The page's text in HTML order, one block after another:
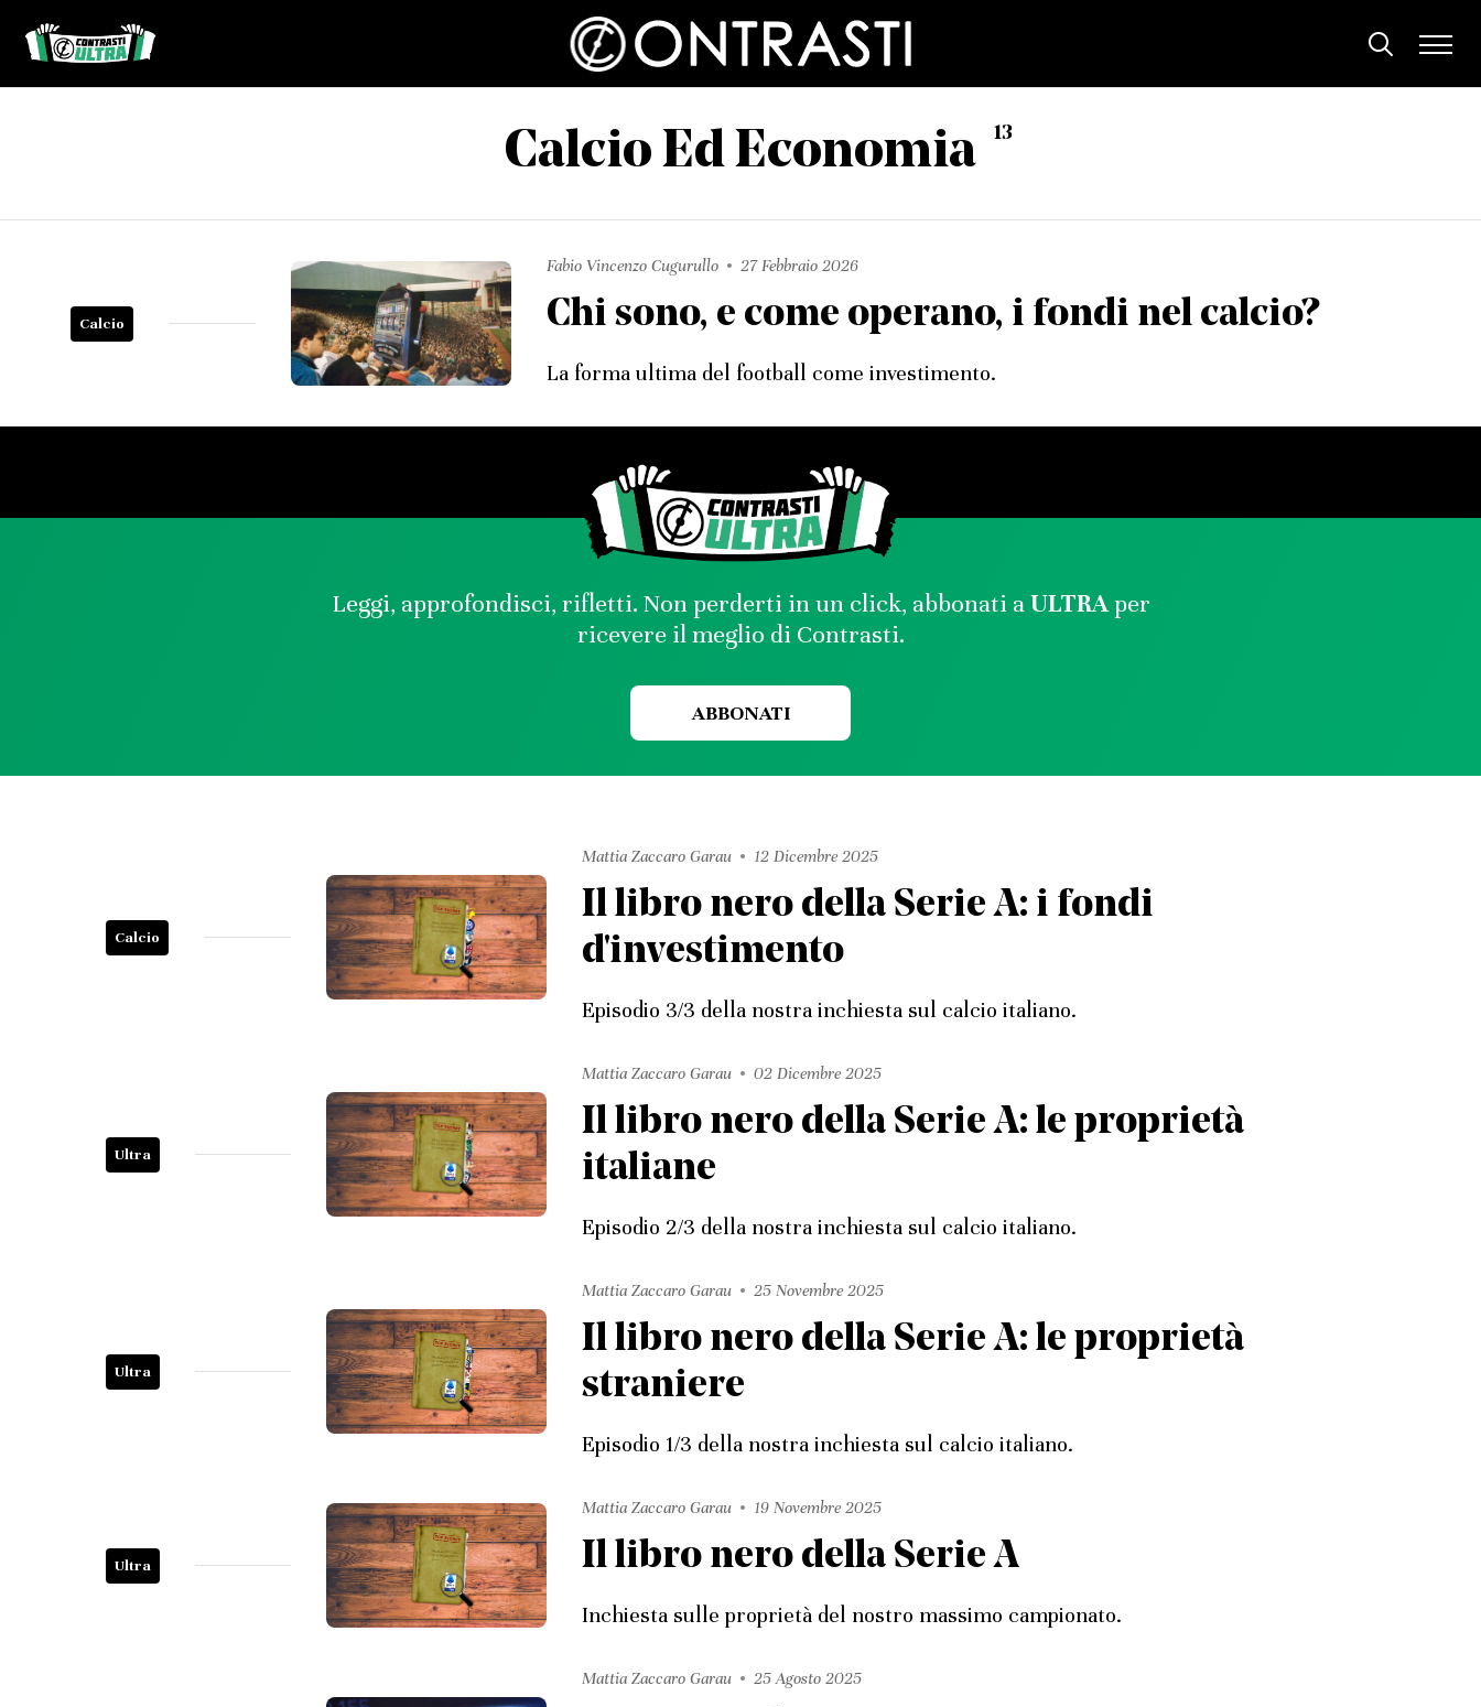
Calcio Ed Economia 13
Calcio
Fabio Vincenzo Cugurullo 27 Febbraio 2026
Chi sono, e come operano, i fondi nel calcio?
La forma ultima del football come investimento.
Leggi, approfondisci, rifletti. Non perderti in un click, abbonati aULTRAper
ricevere il meglio di Contrasti.
ABBONATI
Calcio
Mattia Zaccaro Garau 12 Dicembre 2025
Il libro nero della Serie A: i fondi
d'investimento
Episodio 3/3 della nostra inchiesta sul calcio italiano.
Ultra
Mattia Zaccaro Garau 02 Dicembre 2025
Il libro nero della Serie A: le proprietà
italiane
Episodio 2/3 della nostra inchiesta sul calcio italiano.
Ultra
Mattia Zaccaro Garau 25 Novembre 2025
Il libro nero della Serie A: le proprietà
straniere
Episodio 1/3 della nostra inchiesta sul calcio italiano.
Ultra
Mattia Zaccaro Garau 19 Novembre 2025
Il libro nero della Serie A
Inchiesta sulle proprietà del nostro massimo campionato.
Mattia Zaccaro Garau 25 Agosto 2025